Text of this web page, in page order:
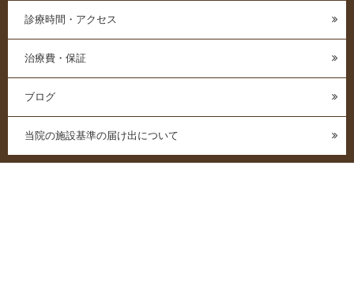
診療時間・アクセス
治療費・保証
ブログ
当院の施設基準の届け出について